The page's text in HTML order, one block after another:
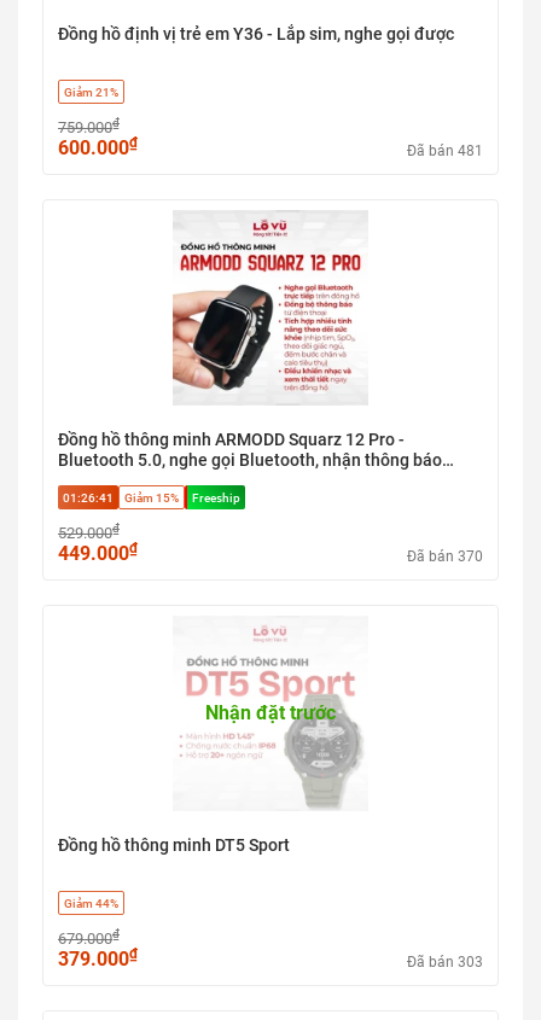
Đồng hồ định vị trẻ em Y36 - Lắp sim, nghe gọi được
Giảm 21%
759.000₫
600.000₫ Đã bán 481
Đồng hồ thông minh ARMODD Squarz 12 Pro -
Bluetooth 5.0, nghe gọi Bluetooth, nhận thông báo
01:26:40 Giảm 15% Freeship
529.000₫
449.000₫ Đã bán 370
Nhận đặt trước
Đồng hồ thông minh DT5 Sport
Giảm 44%
679.000₫
379.000₫ Đã bán 303